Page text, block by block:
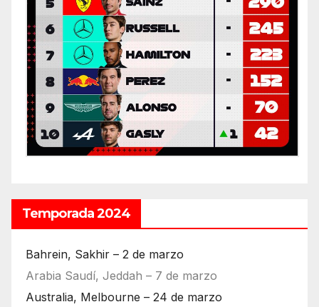
Temporada 2024
Bahrein, Sakhir – 2 de marzo
Arabia Saudí, Jeddah – 7 de marzo
Australia, Melbourne – 24 de marzo